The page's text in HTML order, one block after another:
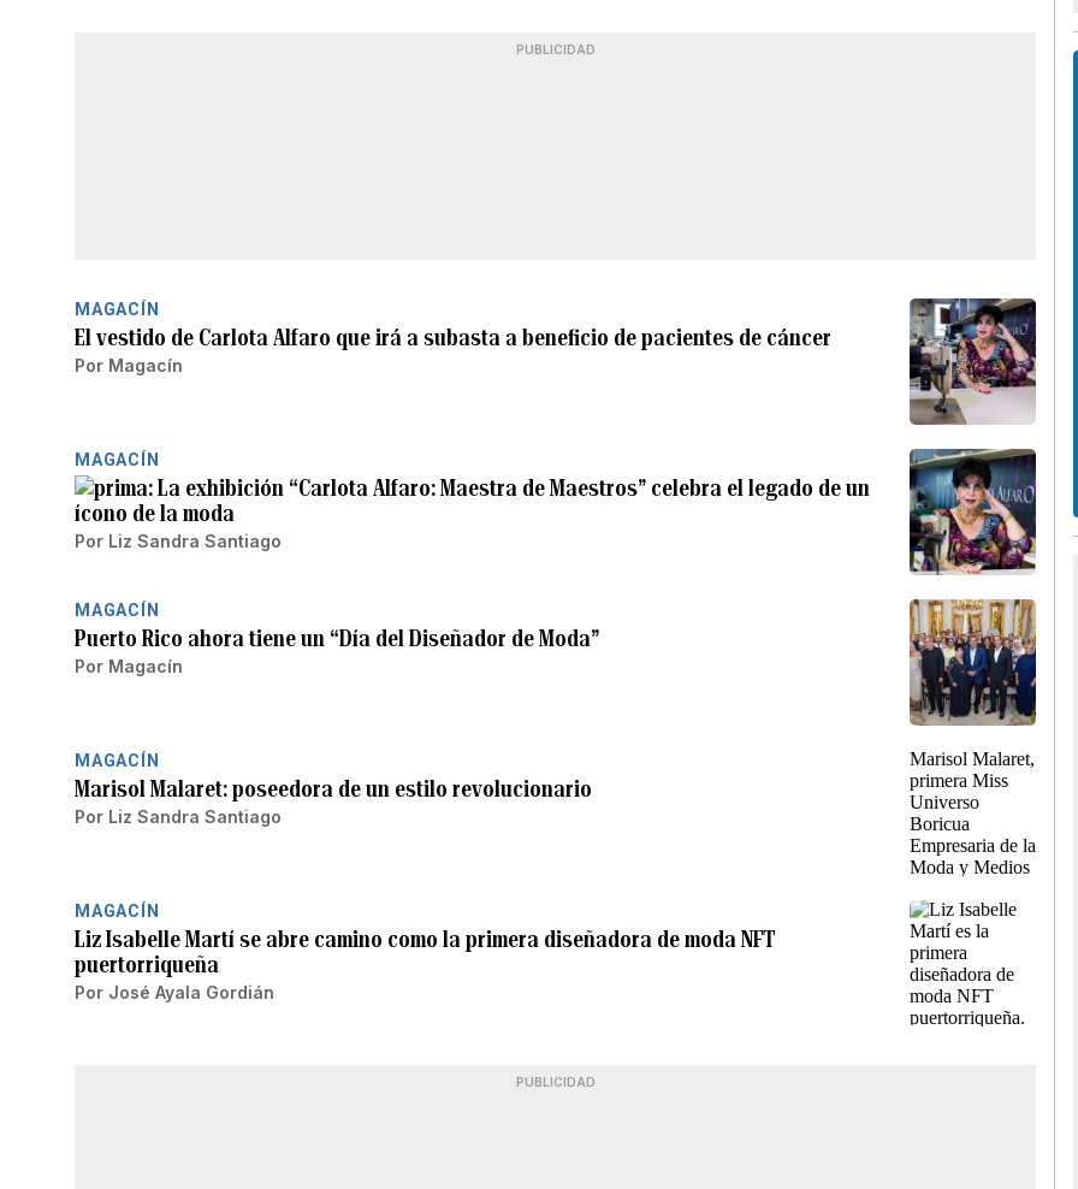
PUBLICIDAD
MAGACÍN
El vestido de Carlota Alfaro que irá a subasta a beneficio de pacientes de cáncer
Por Magacín
MAGACÍN
La exhibición “Carlota Alfaro: Maestra de Maestros” celebra el legado de un
ícono de la moda
Por Liz Sandra Santiago
MAGACÍN
Puerto Rico ahora tiene un “Día del Diseñador de Moda”
Por Magacín
MAGACÍN
Marisol Malaret: poseedora de un estilo revolucionario
Por Liz Sandra Santiago
MAGACÍN
Liz Isabelle Martí se abre camino como la primera diseñadora de moda NFT
puertorriqueña
Por José Ayala Gordián
PUBLICIDAD